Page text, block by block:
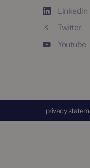
Linkedin
Twitter
Youtube
privacy